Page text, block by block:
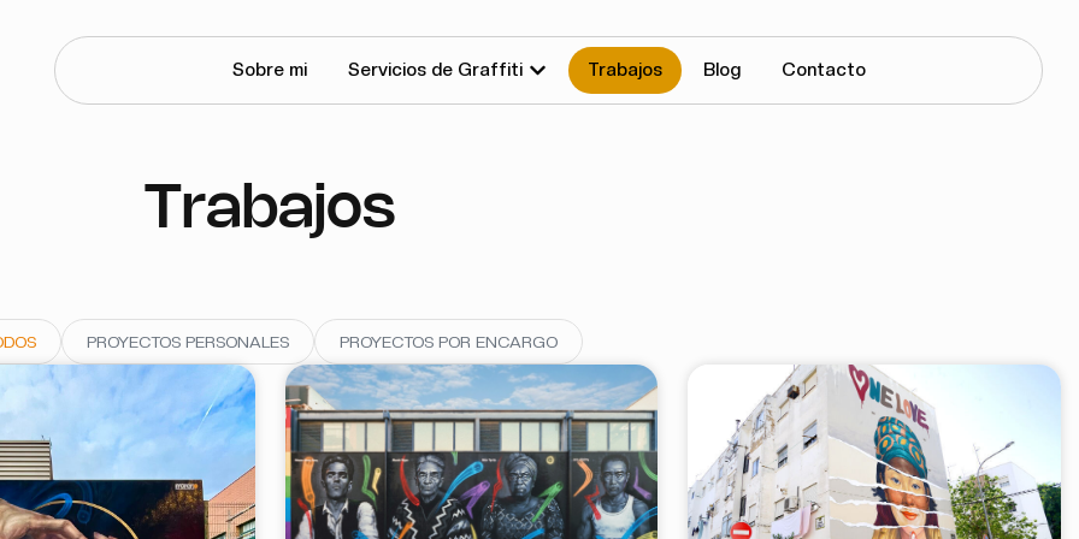
Sobre mi Servicios de Graffiti Trabajos Blog Contacto
Trabajos
PROYECTOS PERSONALES PROYECTOS POR ENCARGO